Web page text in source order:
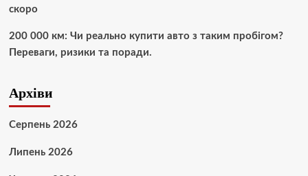
скоро
200 000 км: Чи реально купити авто з таким пробігом?
Переваги, ризики та поради.
Архіви
Серпень 2026
Липень 2026